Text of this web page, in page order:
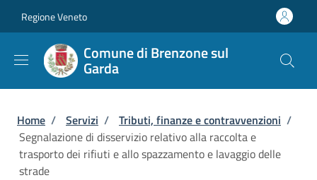
Regione Veneto
Comune di Brenzone sul
Garda
Briciole di pane
Home / Servizi / Tributi, finanze e contravvenzioni /
Segnalazione di disservizio relativo alla raccolta e
trasporto dei rifiuti e allo spazzamento e lavaggio delle
strade